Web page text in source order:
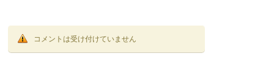
コメントは受け付けていません